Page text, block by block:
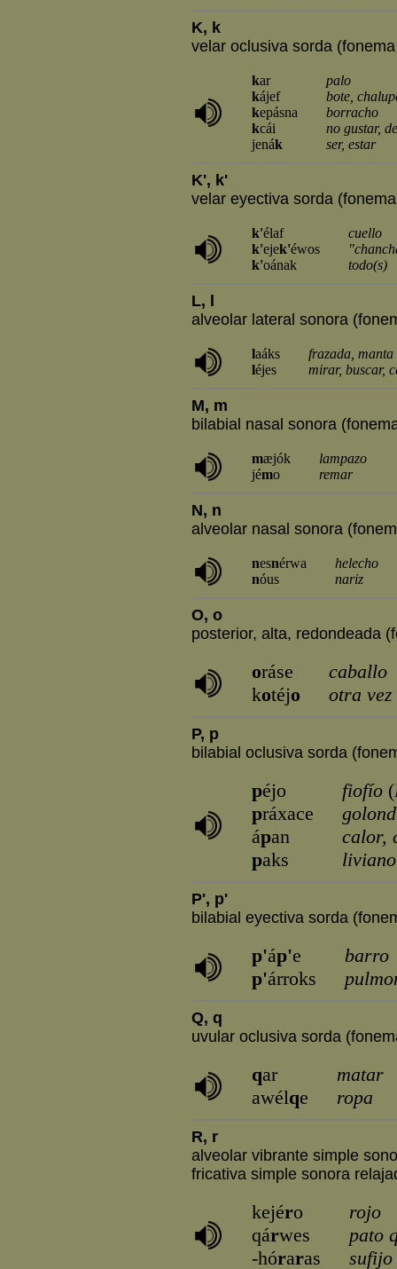
K, k
velar oclusiva sorda
kar
kájef
kepásna
kcái
jenák
palo
bote,
borracho
no gustar,
ser, estar
K', k'
velar eyectiva sorda
k'élaf
k'ejek'éwos
k'oának
cuello
todo(s)
L, l
alveolar lateral sonora
laáks
léjes
frazada, manta
mirar, buscar,
M, m
bilabial nasal sonora
mæjók
jémo
lampazo
remar
N, n
alveolar nasal sonora
nesnérwa
nóus
helecho
nariz
O, o
posterior, alta, redondeada
oráse
kotéjo
caballo
otra vez
P, p
bilabial oclusiva sorda
péjo
práxace
ápan
paks
fiofío(
calor,
liviano
P', p'
bilabial eyectiva sorda
p'áp'e
p'árroks
barro
Q, q
uvular oclusiva sorda
qar
awélqe
matar
ropa
R, r
alveolar vibrante simple
fricativa simple sonora
kejéro
qárwes
-hóraras
rojo
pato
sufijo